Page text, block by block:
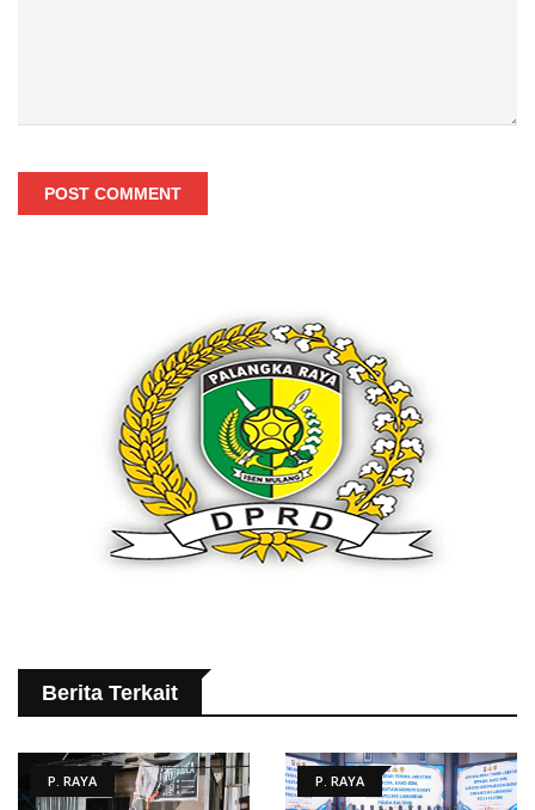
POST COMMENT
Berita Terkait
P. RAYA P. RAYA